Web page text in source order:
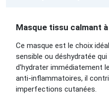
Masque tissu calmant à
Ce masque est le choix
sensible ou déshydratée
d'hydrater immédiatement
anti-inflammatoires, il
imperfections cutanées.